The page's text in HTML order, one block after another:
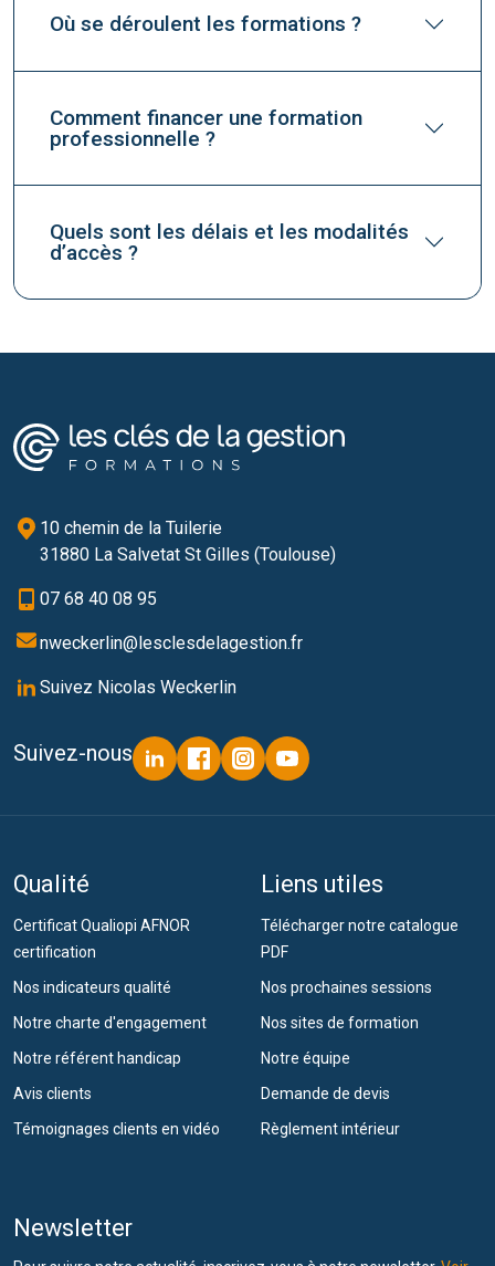
Où se déroulent les formations ?
Comment financer une formation
professionnelle ?
Quels sont les délais et les modalités
d’accès ?
10 chemin de la Tuilerie
31880 La Salvetat St Gilles (Toulouse)
07 68 40 08 95
nweckerlin@lesclesdelagestion.fr
Suivez Nicolas Weckerlin
Suivez-nous
Qualité
Certificat Qualiopi AFNOR
certification
Nos indicateurs qualité
Notre charte d'engagement
Notre référent handicap
Avis clients
Témoignages clients en vidéo
Liens utiles
Télécharger notre catalogue
PDF
Nos prochaines sessions
Nos sites de formation
Notre équipe
Demande de devis
Règlement intérieur
Newsletter